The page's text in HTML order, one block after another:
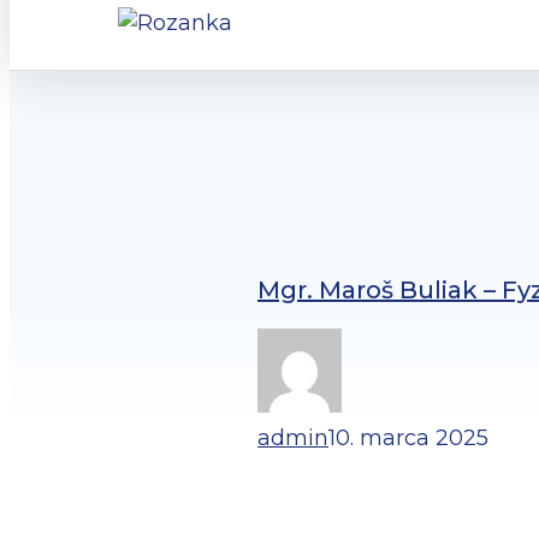
Mgr. Maroš Buliak –
admin10. marca 2025